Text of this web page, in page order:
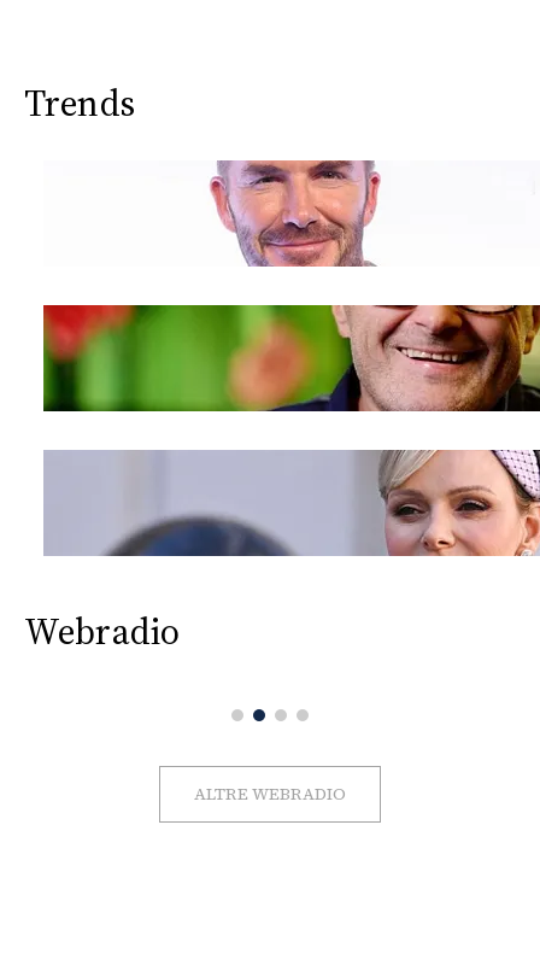
Trends
Webradio
ALTRE WEBRADIO